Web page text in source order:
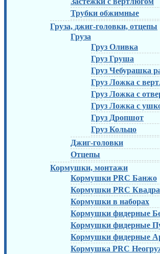
Трубки обжимные
Груза, джиг-головки, отцепы
Груза
Груз Оливка
Груз Груша
Груз Чебурашка
Груз Ложка с
Груз Ложка с
Груз Ложка с
Груз Дропшот
Груз Кольцо
Джиг-головки
Отцепы
Кормушки, монтажи
Кормушки PRC Банжо
Кормушки PRC
Кормушки в наборах
Кормушки фидерные
Кормушки фидерные
Кормушки фидерные
Кормушка PRC